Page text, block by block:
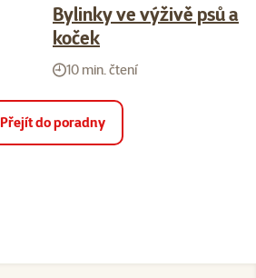
Bylinky ve výživě psů a
koček
10 min. čtení
Přejít do poradny